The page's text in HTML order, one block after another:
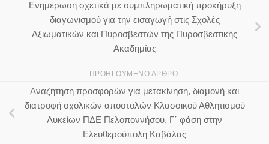
Ενημέρωση σχετικά με συμπληρωματική προκήρυξη
διαγωνισμού για την εισαγωγή στις Σχολές
Αξιωματικών και Πυροσβεστών της Πυροσβεστικής
Ακαδημίας
ΠΡΟΗΓΟΎΜΕΝΟ ΆΡΘΡΟ
Αναζήτηση προσφορών για μετακίνηση, διαμονή και
διατροφή σχολικών αποστολών Κλασσικού Αθλητισμού
Λυκείων ΠΔΕ Πελοποννήσου, Γ΄ φάση στην
Ελευθερούπολη Καβάλας